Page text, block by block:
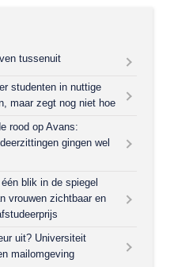
tussenuit
studenten in nuttige
maar zegt nog niet hoe
rood op Avans:
gingen wel
blik in de spiegel
vrouwen zichtbaar en
uit? Universiteit
mailomgeving